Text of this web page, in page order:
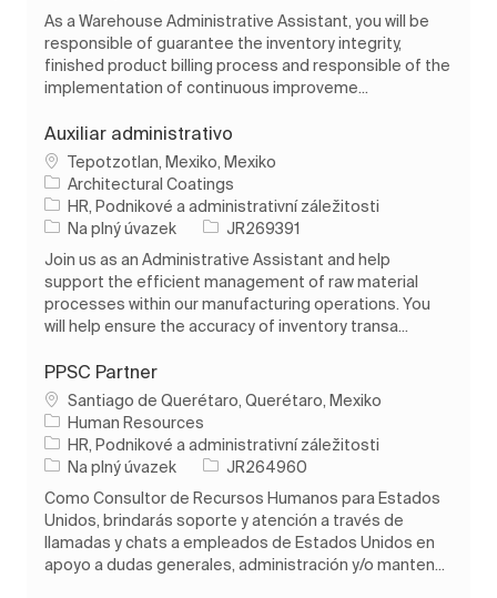
As a Warehouse Administrative Assistant, you will be
responsible of guarantee the inventory integrity,
finished product billing process and responsible of the
implementation of continuous improveme...
Auxiliar administrativo
Umístění
Tepotzotlan, Mexiko, Mexiko
Architectural Coatings
Kategorie
HR, Podnikové a administrativní záležitosti
Typ úlohy
Na plný úvazek ID úlohy
JR269391
Join us as an Administrative Assistant and help
support the efficient management of raw material
processes within our manufacturing operations. You
will help ensure the accuracy of inventory transa...
PPSC Partner
Umístění
Santiago de Querétaro, Querétaro, Mexiko
Human Resources
Kategorie
HR, Podnikové a administrativní záležitosti
Typ úlohy
Na plný úvazek ID úlohy
JR264960
Como Consultor de Recursos Humanos para Estados
Unidos, brindarás soporte y atención a través de
llamadas y chats a empleados de Estados Unidos en
apoyo a dudas generales, administración y/o manten...